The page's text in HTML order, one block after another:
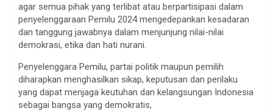
agar semua pihak yang terlibat atau berpartisipasi dalam
penyelenggaraan Pemilu 2024 mengedepankan kesadaran
dan tanggung jawabnya dalam menjunjung nilai-nilai
demokrasi, etika dan hati nurani.
Penyelenggara Pemilu, partai politik maupun pemilih
diharapkan menghasilkan sikap, keputusan dan perilaku
yang dapat menjaga keutuhan dan kelangsungan Indonesia
sebagai bangsa yang demokratis,